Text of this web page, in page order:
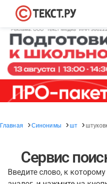
Главная Синонимы шт
Сервис
Введите слово, к